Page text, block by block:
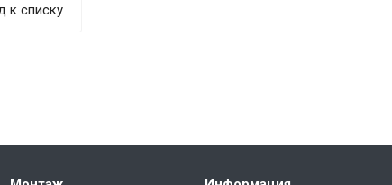
к списку